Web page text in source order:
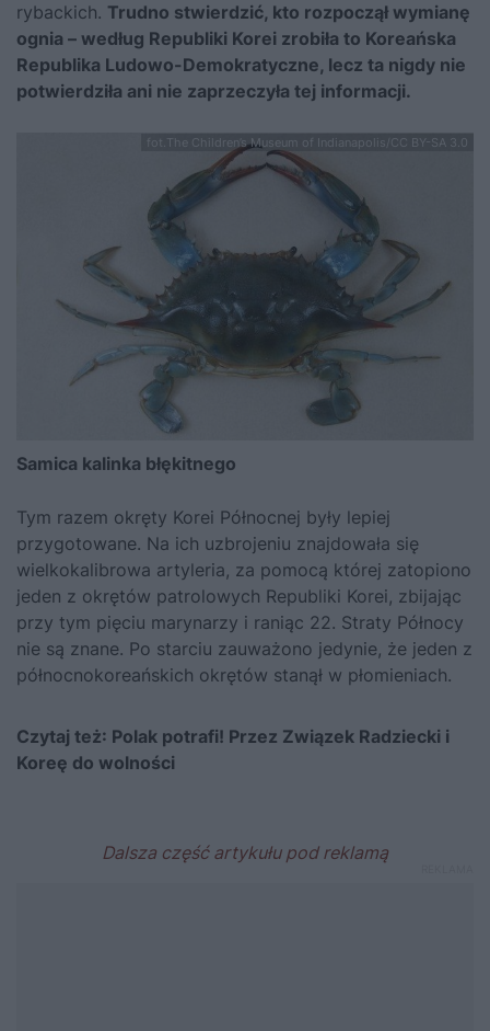
rybackich. Trudno stwierdzić, kto rozpoczął wymianę
ognia – według Republiki Korei zrobiła to Koreańska
Republika Ludowo-Demokratyczne, lecz ta nigdy nie
potwierdziła ani nie zaprzeczyła tej informacji.
fot.The Children’s Museum of Indianapolis/CC BY-SA 3.0
Samica kalinka błękitnego
Tym razem okręty Korei Północnej były lepiej
przygotowane. Na ich uzbrojeniu znajdowała się
wielkokalibrowa artyleria, za pomocą której zatopiono
jeden z okrętów patrolowych Republiki Korei, zbijając
przy tym pięciu marynarzy i raniąc 22. Straty Północy
nie są znane. Po starciu zauważono jedynie, że jeden z
północnokoreańskich okrętów stanął w płomieniach.
Czytaj też: Polak potrafi! Przez Związek Radziecki i
Koreę do wolności